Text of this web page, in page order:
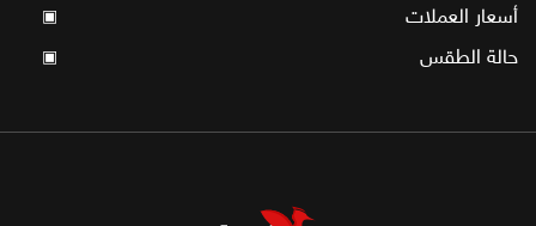
أسعار العملات ▣
حالة الطقس ▣